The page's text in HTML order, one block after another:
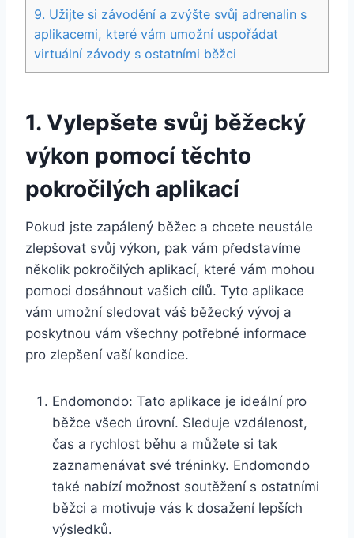
9. Užijte si závodění a zvýšte svůj adrenalin s
aplikacemi, které vám umožní uspořádat
virtuální závody s ostatními běžci
1. Vylepšete svůj běžecký
výkon pomocí těchto
pokročilých aplikací
Pokud jste zapálený běžec a chcete neustále
zlepšovat svůj výkon, pak vám představíme
několik pokročilých aplikací, které vám mohou
pomoci dosáhnout vašich cílů. Tyto aplikace
vám umožní sledovat váš běžecký vývoj a
poskytnou vám všechny potřebné informace
pro zlepšení vaší kondice.
Endomondo: Tato aplikace je ideální pro
běžce všech úrovní. Sleduje vzdálenost,
čas a rychlost běhu a můžete si tak
zaznamenávat své tréninky. Endomondo
také nabízí možnost soutěžení s ostatními
běžci a motivuje vás k dosažení lepších
výsledků.